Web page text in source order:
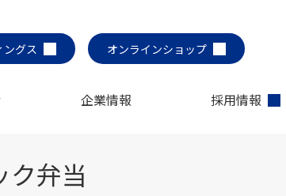
グス
オンラインショップ
企業情報 採用情報
ク弁当